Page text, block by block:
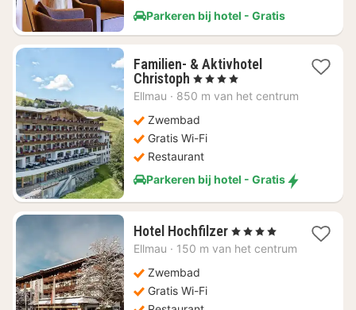
Parkeren bij hotel - Gratis
Familien- & Aktivhotel
Christoph 1
nacht
€
353,18
, 4 Sterren
Ellmau · 850 m van het centrum
Zwembad
Gratis Wi-Fi
Restaurant
Parkeren bij hotel - Gratis
Hotel Hochfilzer1
nacht
, 4 Sterren
Ellmau · 150 m van het centrum
Zwembad
Gratis Wi-Fi